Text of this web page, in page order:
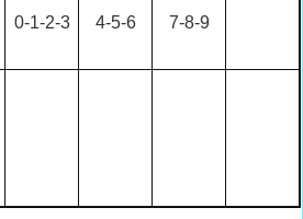
0-1-2-3 4-5-6 7-8-9